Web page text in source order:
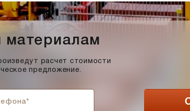
материалам
расчет стоимости
предложение.